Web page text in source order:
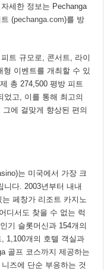
세한 정보는 Pechanga
(pechanga.com)를 방
트 규모로, 콘서트, 라이
이벤트를 개최할 수 있
총 274,500 평방 피트
었고, 이를 통해 최고의
에 걸맞게 향상된 편의
는 미국에서 가장 크
니다. 2003년부터 내내
페창가 리조트 카지노
디서도 찾을 수 없는 럭
기 슬롯머신과 154개의
1,100개의 호텔 객실과
골프 코스까지 제공하는
즈에 단순 부응하는 것